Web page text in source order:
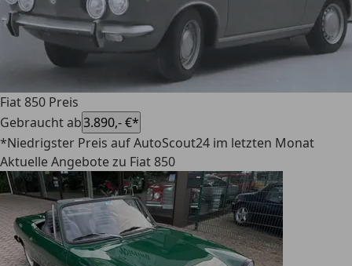
Fiat 850 Preis
Gebraucht ab3.890,- €*
*Niedrigster Preis auf AutoScout24 im letzten Monat
Aktuelle Angebote zu Fiat 850